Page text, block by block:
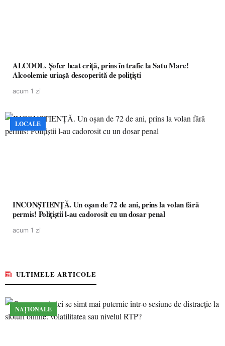
ALCOOL. Șofer beat criță, prins în trafic la Satu Mare!
Alcoolemie uriașă descoperită de polițiști
acum 1 zi
LOCALE
INCONȘTIENȚĂ. Un oșan de 72 de ani, prins la volan fără
permis! Polițiștii l-au cadorosit cu un dosar penal
acum 1 zi
ULTIMELE ARTICOLE
NAȚIONALE